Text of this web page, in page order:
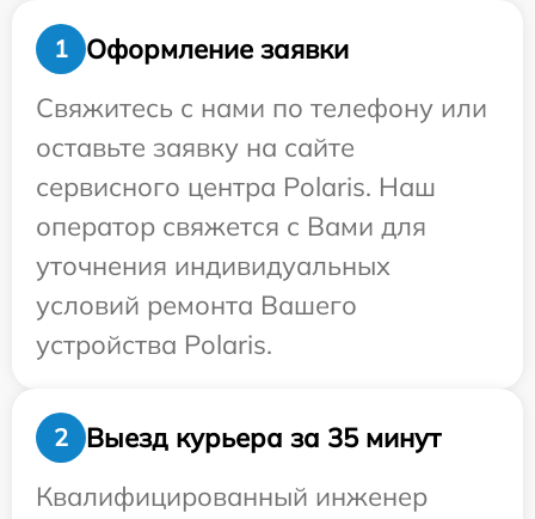
1
Оформление заявки
Свяжитесь с нами по телефону или
оставьте заявку на сайте
сервисного центра Polaris. Наш
оператор свяжется с Вами для
уточнения индивидуальных
условий ремонта Вашего
устройства Polaris.
2
Выезд курьера за 35 минут
Квалифицированный инженер